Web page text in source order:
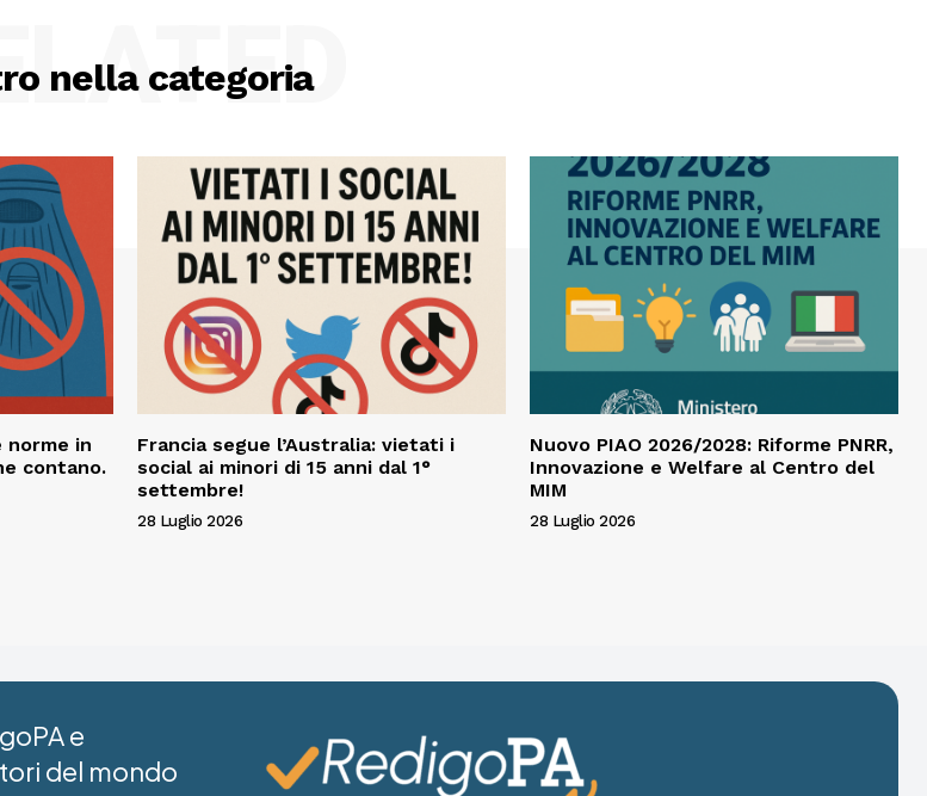
nella categoria
norme in
contano.
Francia segue l’Australia: vietati i
social ai minori di 15 anni dal 1°
settembre!
28 Luglio 2026
Nuovo PIAO 2026/2028: Riforme PNRR,
Innovazione e Welfare al Centro del
MIM
28 Luglio 2026
e
del mondo